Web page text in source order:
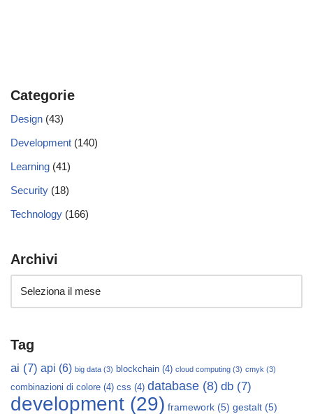
Categorie
Design (43)
Development (140)
Learning (41)
Security (18)
Technology (166)
Archivi
Tag
ai (7) api (6) big data (3) blockchain (4) cloud computing (3) cmyk (3)
combinazioni di colore (4) css (4) database (8) db (7)
development (29) framework (5) gestalt (5)